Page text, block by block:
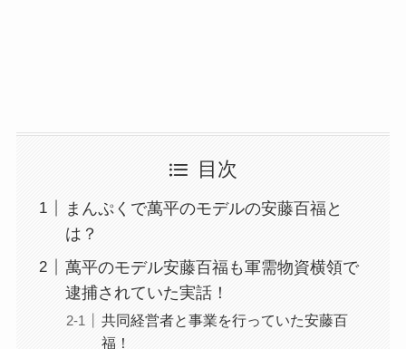
目次
まんぷくで萬平のモデルの安藤百福と
は？
萬平のモデル安藤百福も軍需物資横領で
逮捕されていた実話！
共同経営者と事業を行っていた安藤百
福！